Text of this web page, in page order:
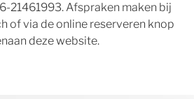
21461993. Afspraken maken bij
of via de online reserveren knop
deze website.